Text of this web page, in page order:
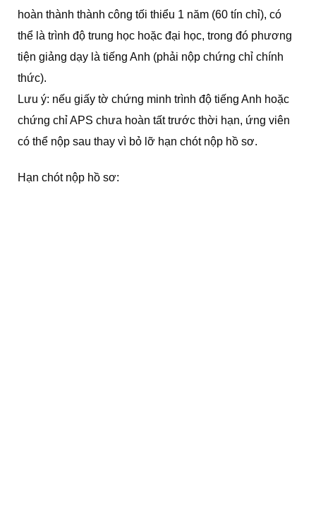
hoàn thành thành công tối thiểu 1 năm (60 tín chỉ), có
thể là trình độ trung học hoặc đại học, trong đó phương
tiện giảng dạy là tiếng Anh (phải nộp chứng chỉ chính
thức).
Lưu ý: nếu giấy tờ chứng minh trình độ tiếng Anh hoặc
chứng chỉ APS chưa hoàn tất trước thời hạn, ứng viên
có thể nộp sau thay vì bỏ lỡ hạn chót nộp hồ sơ.
Hạn chót nộp hồ sơ: